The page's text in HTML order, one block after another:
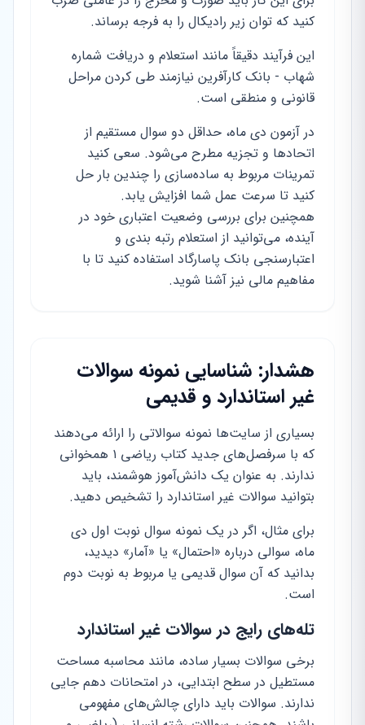
کنید که توان زیر رادیکال را به فرجه برساند.
این فرآیند دقیقاً مانند استعلام و دریافت شماره
شهاب - بانک کارآفرین نیازمند طی کردن مراحل
قانونی و منطقی است.
در آزمون دی ماه، حداقل دو سوال مستقیم از
اتحادها و تجزیه مطرح می‌شود. سعی کنید
تمرینات مربوط به ساده‌سازی را چندین بار حل
کنید تا سرعت عمل شما افزایش یابد.
همچنین برای بررسی وضعیت اعتباری خود در
آینده، می‌توانید از استعلام رتبه بندی و
اعتبارسنجی بانک پاسارگاد استفاده کنید تا با
مفاهیم مالی نیز آشنا شوید.
هشدار: شناسایی نمونه سوالات
غیر استاندارد و قدیمی
بسیاری از سایت‌ها نمونه سوالاتی را ارائه می‌دهند
که با سرفصل‌های جدید کتاب ریاضی ۱ همخوانی
ندارند. به عنوان یک دانش‌آموز هوشمند، باید
بتوانید سوالات غیر استاندارد را تشخیص دهید.
برای مثال، اگر در یک نمونه سوال نوبت اول دی
ماه، سوالی درباره «احتمال» یا «آمار» دیدید،
بدانید که آن سوال قدیمی یا مربوط به نوبت دوم
است.
تله‌های رایج در سوالات غیر استاندارد
برخی سوالات بسیار ساده، مانند محاسبه مساحت
مستطیل در سطح ابتدایی، در امتحانات دهم جایی
ندارند. سوالات باید دارای چالش‌های مفهومی